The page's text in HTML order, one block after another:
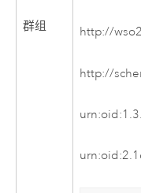
群组 http://
http://